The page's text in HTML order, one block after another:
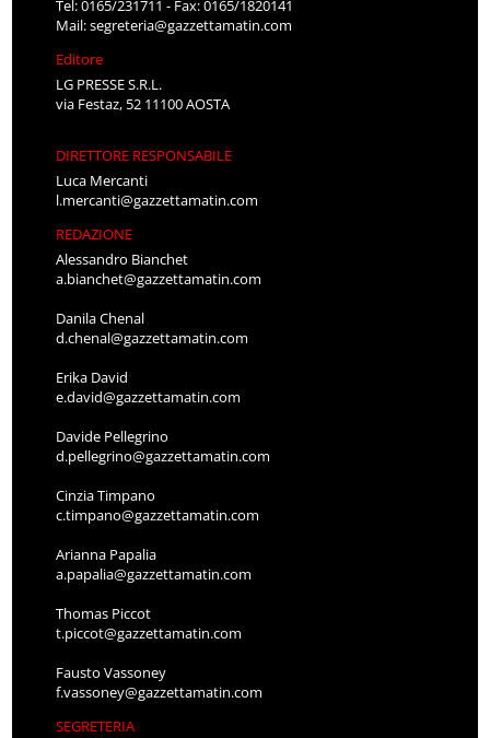
Tel: 0165/231711 - Fax: 0165/1820141
Mail:segreteria@gazzettamatin.com
Editore
LG PRESSE S.R.L.
via Festaz, 52 11100 AOSTA
DIRETTORE RESPONSABILE
Luca Mercanti
l.mercanti@gazzettamatin.com
REDAZIONE
Alessandro Bianchet
a.bianchet@gazzettamatin.com
Danila Chenal
d.chenal@gazzettamatin.com
Erika David
e.david@gazzettamatin.com
Davide Pellegrino
d.pellegrino@gazzettamatin.com
Cinzia Timpano
c.timpano@gazzettamatin.com
Arianna Papalia
a.papalia@gazzettamatin.com
Thomas Piccot
t.piccot@gazzettamatin.com
Fausto Vassoney
f.vassoney@gazzettamatin.com
SEGRETERIA